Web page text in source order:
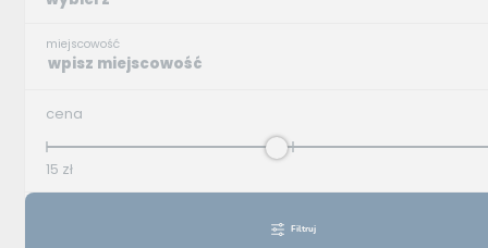
miejscowość
cena
15 zł
Filtruj